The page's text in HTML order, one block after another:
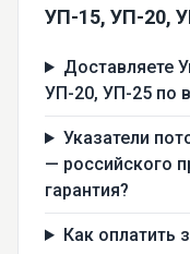
УП-15, УП-20,
Доставляете
УП-20, УП-25 по
Указатели
— российского
гарантия?
Как оплатить